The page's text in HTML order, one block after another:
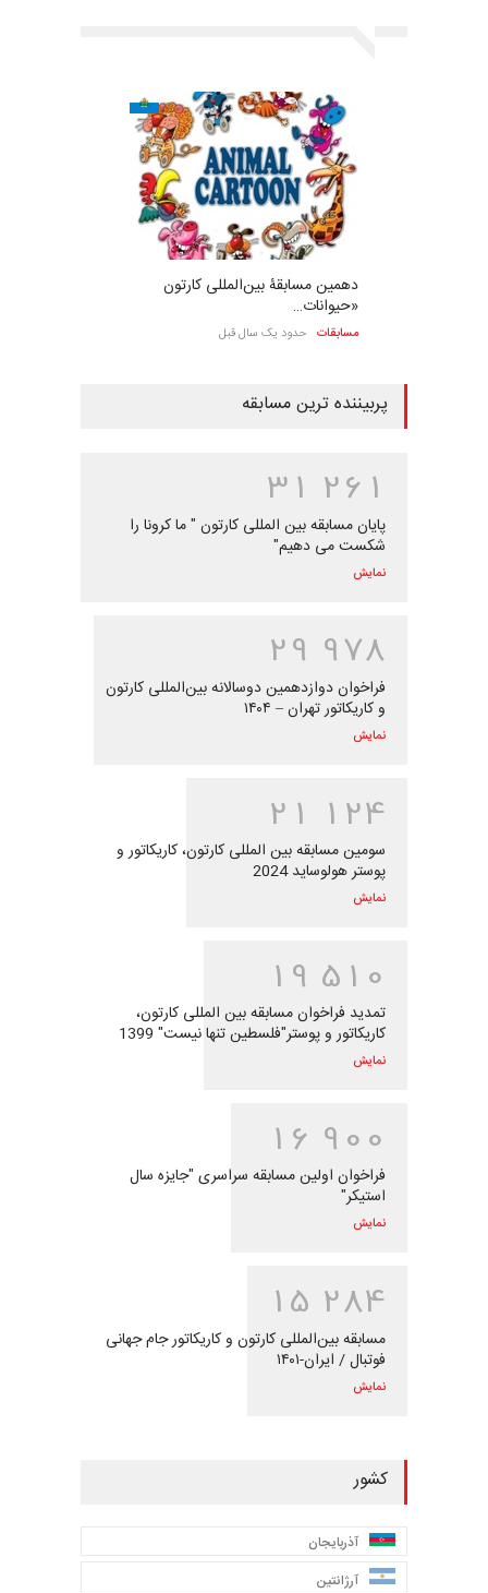
دهمین مسابقۀ بین‌المللی کارتون
«حیوانات…
مسابقات حدود یک سال قبل
پربیننده ترین مسابقه
31 26 1
پایان مسابقه بین المللی کارتون " ما کرونا را
شکست می دهیم"
نمایش
29 978
فراخوان دوازدهمین دوسالانه بین‌المللی کارتون
و کاریکاتور تهران – ۱۴۰۴
نمایش
2 1 1 24
سومین مسابقه بین المللی کارتون، کاریکاتور و
پوستر هولوساید 2024
نمایش
1 9 51 0
تمدید فراخوان مسابقه بین المللی کارتون،
کاریکاتور و پوستر"فلسطین تنها نیست" 1399
نمایش
1 6 900
فراخوان اولین مسابقه سراسری "جایزه سال
استیکر"
نمایش
15 284
مسابقه بین‌المللی کارتون و کاریکاتور جام جهانی
فوتبال / ایران-۱۴۰۱
نمایش
کشور
آذربایجان
آرژانتین